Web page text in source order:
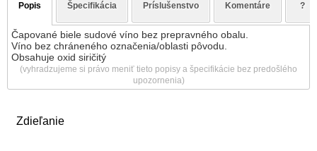
Zdieľanie
Popis Špecifikácia Príslušenstvo Komentáre ?
Čapované biele sudové víno bez prepravného obalu.
Víno bez chráneného označenia/oblasti pôvodu.
Obsahuje oxid siričitý
(vyhradzujeme si právo meniť tieto popisy a špecifikácie bez predošlého
upozornenia)